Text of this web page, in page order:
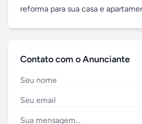
reforma para sua casa e
Contato com o Anunciante